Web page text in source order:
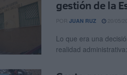
gestión de la
POR JUAN RUZ
Lo que era una
realidad